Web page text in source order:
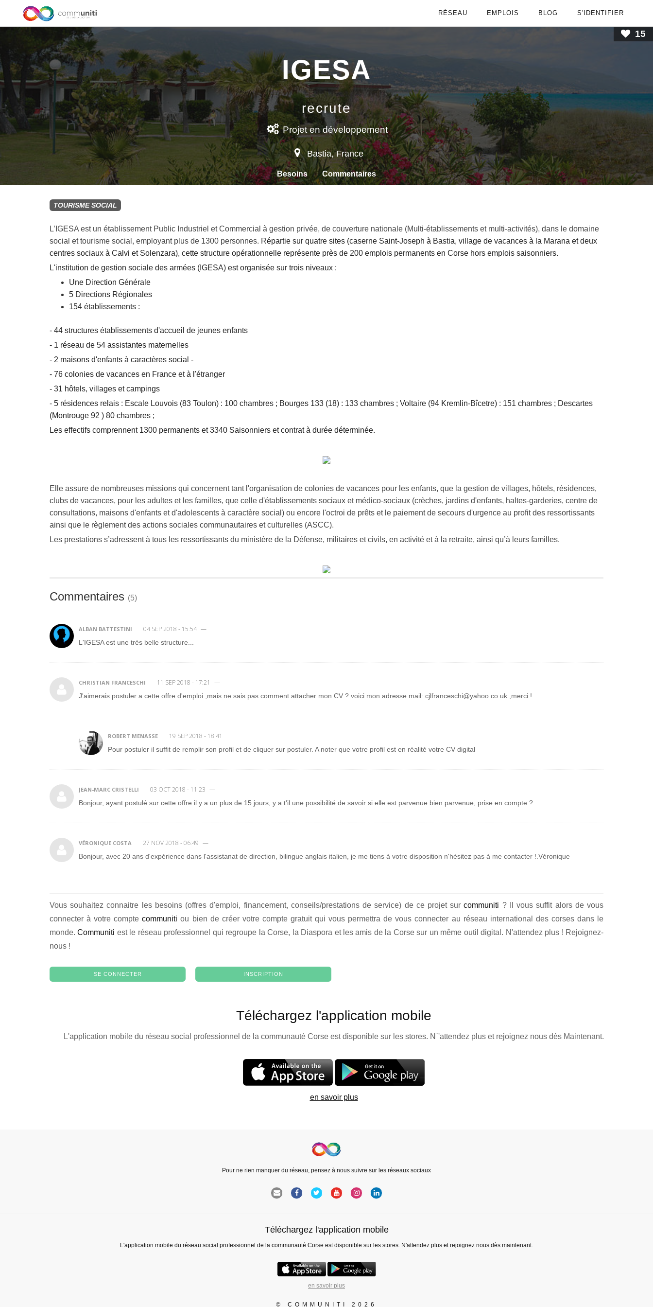
RÉSEAU EMPLOIS BLOG S'IDENTIFIER
IGESA
recrute
Projet en développement
Bastia,France
Besoins Commentaires
15
TOURISME SOCIAL
L’IGESA est un établissement Public Industriel et Commercial à gestion privée, de couverture nationale (Multi-établissements et multi-activités), dans le domaine
social et tourisme social, employant plus de 1300 personnes. Répartie sur quatre sites (caserne Saint-Joseph à Bastia, village de vacances à la Marana et deux
centres sociaux à Calvi et Solenzara), cette structure opérationnelle représente près de 200 emplois permanents en Corse hors emplois saisonniers.
L'institution de gestion sociale des armées (IGESA) est organisée sur trois niveaux :
Une Direction Générale
5 Directions Régionales
154 établissements :
- 44 structures établissements d'accueil de jeunes enfants
- 1 réseau de 54 assistantes maternelles
- 2 maisons d'enfants à caractères social -
- 76 colonies de vacances en France et à l'étranger
- 31 hôtels, villages et campings
- 5 résidences relais : Escale Louvois (83 Toulon) : 100 chambres ; Bourges 133 (18) : 133 chambres ; Voltaire (94 Kremlin-Bîcetre) : 151 chambres ; Descartes
(Montrouge 92 ) 80 chambres ;
Les effectifs comprennent 1300 permanents et 3340 Saisonniers et contrat à durée déterminée.
Elle assure de nombreuses missions qui concernent tant l'organisation de colonies de vacances pour les enfants, que la gestion de villages, hôtels, résidences,
clubs de vacances, pour les adultes et les familles, que celle d'établissements sociaux et médico-sociaux (crèches, jardins d'enfants, haltes-garderies, centre de
consultations, maisons d'enfants et d'adolescents à caractère social ) ou encore l'octroi de prêts et le paiement de secours d'urgence au profit des ressortissants
ainsi que le règlement des actions sociales communautaires et culturelles (ASCC).
Les prestations s’adressent à tous les ressortissants du ministère de la Défense, militaires et civils, en activité et à la retraite, ainsi qu’à leurs familles.
Commentaires (5)
ALBAN BATTESTINI 04 SEP 2018 - 15:54 —
L'IGESA est une très belle structure...
CHRISTIAN FRANCESCHI 11 SEP 2018 - 17:21 —
J'aimerais postuler a cette offre d'emploi ,mais ne sais pas comment attacher mon CV ? voici mon adresse mail: cjlfranceschi@yahoo.co.uk ,merci !
ROBERT MENASSE 19 SEP 2018 - 18:41
Pour postuler il suffit de remplir son profil et de cliquer sur postuler. A noter que votre profil est en réalité votre CV digital
JEAN-MARC CRISTELLI 03 OCT 2018 - 11:23 —
Bonjour, ayant postulé sur cette offre il y a un plus de 15 jours, y a t'il une possibilité de savoir si elle est parvenue bien parvenue, prise en compte ?
VÉRONIQUE COSTA 27 NOV 2018 - 06:49 —
Bonjour, avec 20 ans d'expérience dans l'assistanat de direction, bilingue anglais italien, je me tiens à votre disposition n'hésitez pas à me contacter !.Véronique
Vous souhaitez connaitre les besoins (offres d'emploi, financement, conseils/prestations de service) de ce projet surcommuniti ? Il vous suffit alors de vous
connecter à votre comptecommuniti ou bien de créer votre compte gratuit qui vous permettra de vous connecter au réseau international des corses dans le
monde.Communiti est le réseau professionnel qui regroupe la Corse, la Diaspora et les amis de la Corse sur un même outil digital. N'attendez plus ! Rejoignez-
nous !
SE CONNECTER INSCRIPTION
Téléchargez l'application mobile
L'application mobile du réseau social professionnel de la communauté Corse est disponible sur les stores. N`'attendez plus et rejoignez nous dès Maintenant.
en savoir plus
Pour ne rien manquer du réseau, pensez à nous suivre sur les réseaux sociaux
Téléchargez l'application mobile
L'application mobile du réseau social professionnel de la communauté Corse est disponible sur les stores. N'attendez plus et rejoignez nous dès maintenant.
en savoir plus
© COMMUNITI 2026